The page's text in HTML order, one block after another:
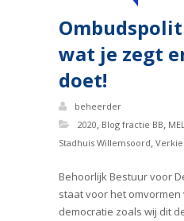
wat je zegt
doet!
beheerder
2020, Blog fractie BB,
Stadhuis Willemsoord,
Behoorlijk Bestuur voor
staat voor het omvormen
democratie zoals wij dit